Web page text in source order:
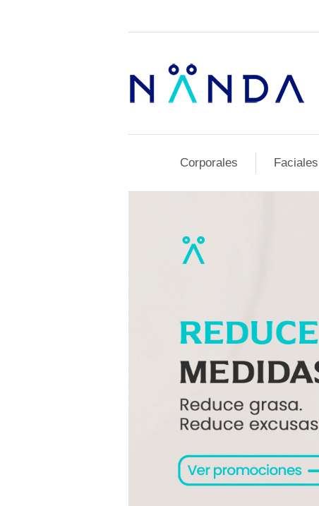
Corporales Faciales